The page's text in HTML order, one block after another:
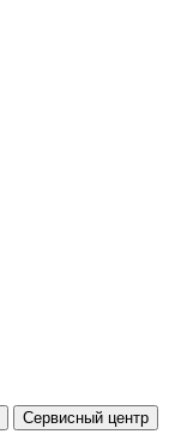
Сервисный центр